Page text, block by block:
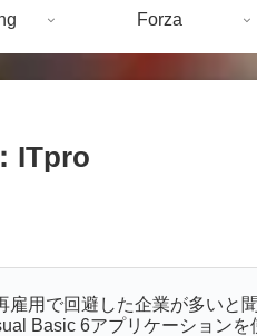
Forza
ITpro
用で回避した企業が多いと
Basic 6アプリケーションを